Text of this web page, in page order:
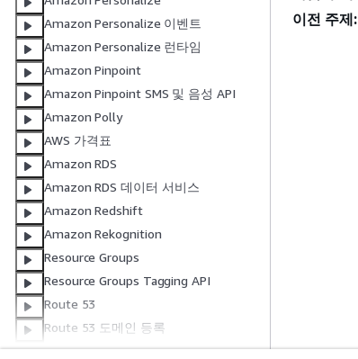
Amazon Personalize 이벤트
Amazon Personalize 런타임
Amazon Pinpoint
Amazon Pinpoint SMS 및 음성 API
Amazon Polly
AWS 가격표
Amazon RDS
Amazon RDS 데이터 서비스
Amazon Redshift
Amazon Rekognition
Resource Groups
Resource Groups Tagging API
Route 53
Route 53 도메인 등록
Amazon S3
이전 주제: